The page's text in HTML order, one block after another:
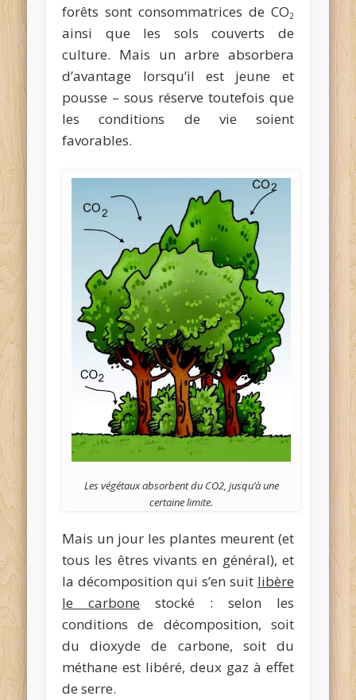
forêts sont consommatrices de CO2
ainsi que les sols couverts de
culture. Mais un arbre absorbera
d’avantage lorsqu’il est jeune et
pousse – sous réserve toutefois que
les conditions de vie soient
favorables.
Les végétaux absorbent du CO2, jusqu’à une
certaine limite.
Mais un jour les plantes meurent (et
tous les êtres vivants en général), et
la décomposition qui s’en suit libère
le carbone stocké : selon les
conditions de décomposition, soit
du dioxyde de carbone, soit du
méthane est libéré, deux gaz à effet
de serre.